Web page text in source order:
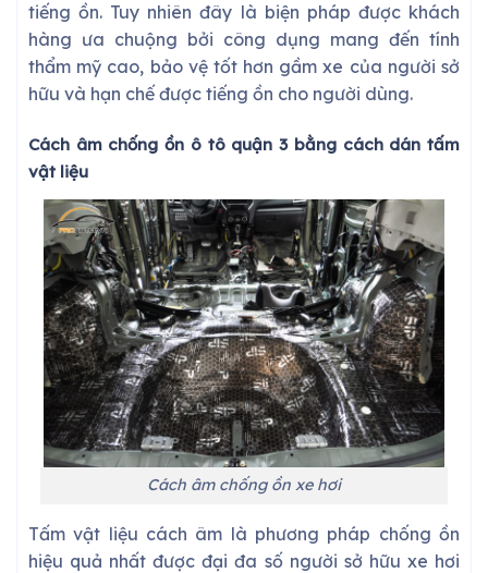
tiếng ồn. Tuy nhiên đây là biện pháp được khách
hàng ưa chuộng bởi công dụng mang đến tính
thẩm mỹ cao, bảo vệ tốt hơn gầm xe của người sở
hữu và hạn chế được tiếng ồn cho người dùng.
Cách âm chống ồn ô tô quận 3 bằng cách dán tấm
vật liệu
Cách âm chống ồn xe hơi
Tấm vật liệu cách âm là phương pháp chống ồn
hiệu quả nhất được đại đa số người sở hữu xe hơi